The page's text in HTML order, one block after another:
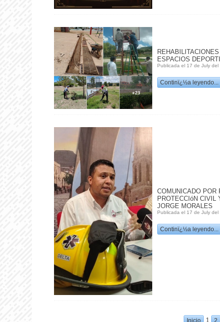
ESPACIOS
Publicada el 17 de July del
Continï¿½a leyendo...
COMUNICADO POR
PROTECCIóN CIVIL
JORGE MORALES
Publicada el 17 de July del
Continï¿½a leyendo...
Inicio 1 2